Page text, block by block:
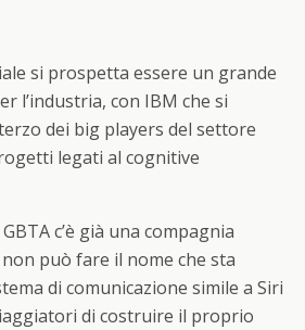
si prospetta essere un grande
l’industria, con IBM che si
dei big players del settore
legati al cognitive
c’è già una compagnia
può fare il nome che sta
di comunicazione simile a Siri
di costruire il proprio